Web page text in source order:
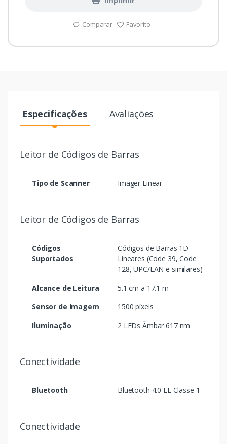
Comparar Favorito
Especificações Avaliações
Leitor de Códigos de Barras
Tipo de Scanner Imager Linear
Leitor de Códigos de Barras
Códigos
Suportados
Códigos de Barras 1D
Lineares (Code 39, Code
128, UPC/EAN e similares)
Alcance de Leitura
5.1 cm a 17.1 m
Sensor de Imagem
1500 píxeis
Iluminação
2 LEDs Âmbar 617 nm
Conectividade
Bluetooth Bluetooth 4.0 LE Classe 1
Conectividade